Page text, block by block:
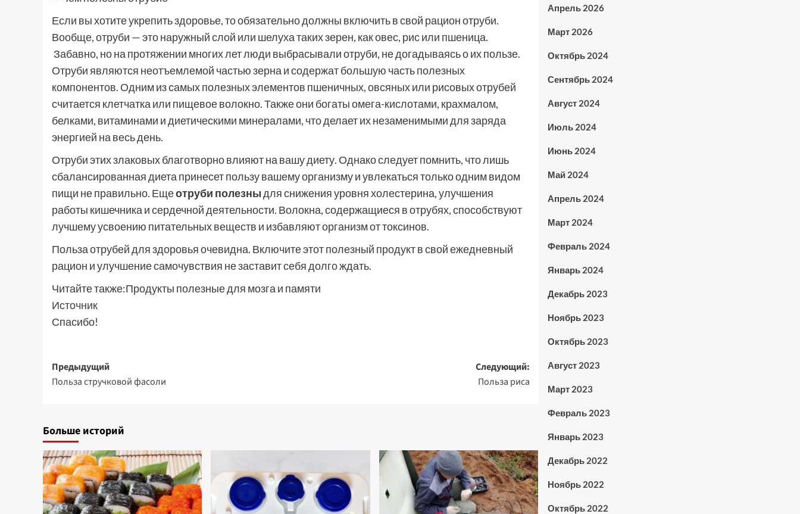
Если вы хотите укрепить здоровье, то обязательно должны включить в свой рацион отруби.
Вообще, отруби — это наружный слой или шелуха таких зерен, как овес, рис или пшеница.
Забавно, но на протяжении многих лет люди выбрасывали отруби, не догадываясь о их пользе.
Отруби являются неотъемлемой частью зерна и содержат большую часть полезных
компонентов. Одним из самых полезных элементов пшеничных, овсяных или рисовых отрубей
считается клетчатка или пищевое волокно. Также они богаты омега-кислотами, крахмалом,
белками, витаминами и диетическими минералами, что делает их незаменимыми для заряда
энергией на весь день.
Отруби этих злаковых благотворно влияют на вашу диету. Однако следует помнить, что лишь
сбалансированная диета принесет пользу вашему организму и увлекаться только одним видом
пищи не правильно. Ещеотруби полезныдля снижения уровня холестерина, улучшения
работы кишечника и сердечной деятельности. Волокна, содержащиеся в отрубях, способствуют
лучшему усвоению питательных веществ и избавляют организм от токсинов.
Польза отрубей для здоровья очевидна. Включите этот полезный продукт в свой ежедневный
рацион и улучшение самочувствия не заставит себя долго ждать.
Читайте также:Продукты полезные для мозга и памяти
Источник
Спасибо!
Навигация
записи
Предыдущий
Польза стручковой фасоли
Следующий:
Польза риса
Больше историй
Апрель 2026
Март 2026
Октябрь 2024
Сентябрь 2024
Август 2024
Июль 2024
Июнь 2024
Май 2024
Апрель 2024
Март 2024
Февраль 2024
Январь 2024
Декабрь 2023
Ноябрь 2023
Октябрь 2023
Август 2023
Март 2023
Февраль 2023
Январь 2023
Декабрь 2022
Ноябрь 2022
Октябрь 2022